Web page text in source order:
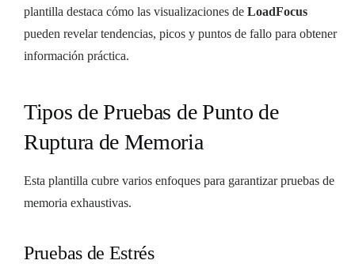
plantilla destaca cómo las visualizaciones de LoadFocus
pueden revelar tendencias, picos y puntos de fallo para obtener
información práctica.
Tipos de Pruebas de Punto de
Ruptura de Memoria
Esta plantilla cubre varios enfoques para garantizar pruebas de
memoria exhaustivas.
Pruebas de Estrés